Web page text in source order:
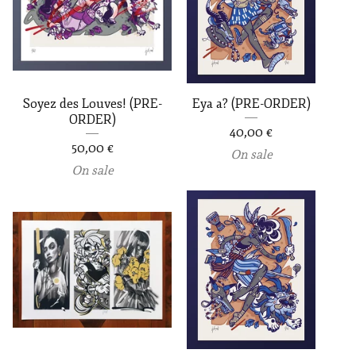
Soyez des Louves! (PRE-
ORDER)
50,00 €
On sale
Eya a? (PRE-ORDER)
40,00 €
On sale